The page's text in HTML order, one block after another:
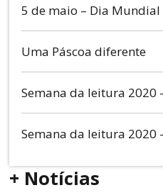
5 de maio – Dia
Uma Páscoa diferente
Semana da leitura 2020
Semana da leitura 2020
+ Notícias